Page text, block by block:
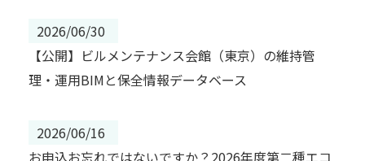
2026/06/30
【公開】ビルメンテナンス会館（東京）の維持管
理・運用BIMと保全情報データベース
2026/06/16